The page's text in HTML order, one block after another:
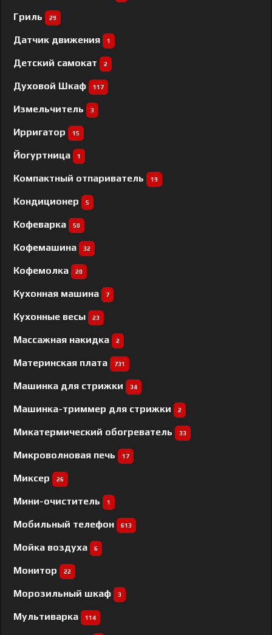
Гриль 29
Датчик движения 1
Детский самокат 2
Духовой Шкаф 117
Измельчитель 3
Ирригатор 15
Йогуртница 1
Компактный отпариватель 19
Кондиционер 5
Кофеварка 50
Кофемашина 32
Кофемолка 20
Кухонная машина 7
Кухонные весы 23
Массажная накидка 2
Материнская плата 731
Машинка для стрижки 34
Машинка-триммер для стрижки 2
Микатермический обогреватель 33
Микроволновая печь 17
Миксер 26
Мини-очиститель 1
Мобильный телефон 613
Мойка воздуха 6
Монитор 22
Морозильный шкаф 3
Мультиварка 114